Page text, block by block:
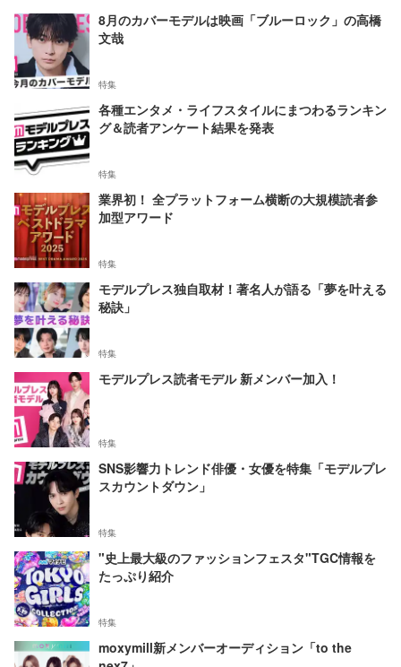
8月のカバーモデルは映画「ブルーロック」の高橋
文哉
特集
各種エンタメ・ライフスタイルにまつわるランキン
グ＆読者アンケート結果を発表
特集
業界初！ 全プラットフォーム横断の大規模読者参
加型アワード
特集
モデルプレス独自取材！著名人が語る「夢を叶える
秘訣」
特集
モデルプレス読者モデル 新メンバー加入！
特集
SNS影響力トレンド俳優・女優を特集「モデルプレ
スカウントダウン」
特集
"史上最大級のファッションフェスタ"TGC情報を
たっぷり紹介
特集
moxymill新メンバーオーディション「to the